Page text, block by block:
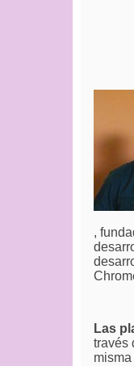
,
Las
través